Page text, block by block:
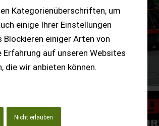
Kategorienüberschriften, um
einige Ihrer Einstellungen
Blockieren einiger Arten von
auf unseren Websites
die wir anbieten können.
Nicht erlauben